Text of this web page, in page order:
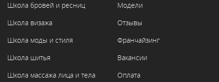
Школа бровей и ресниц
Школа визажа
Школа моды и стиля
Школа шитья
Школа массажа лица и тела
Модели
Отзывы
Франчайзинг
Вакансии
Оплата